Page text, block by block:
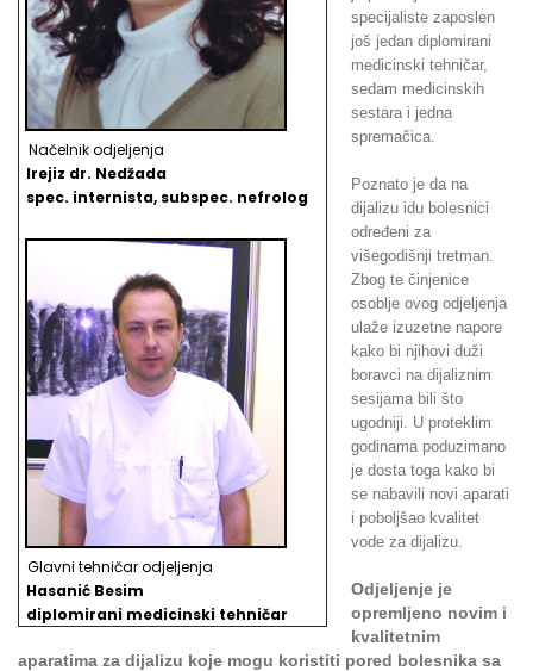
Načelnik odjeljenja
Irejiz dr. Nedžada
spec. internista, subspec. nefrolog
Glavni tehničar odjeljenja
Hasanić Besim
diplomirani medicinski tehničar
specijaliste zaposlen
još jedan diplomirani
medicinski tehničar,
sedam medicinskih
sestara i jedna
spremačica.
Poznato je da na
dijalizu idu bolesnici
određeni za
višegodišnji tretman.
Zbog te činjenice
osoblje ovog odjeljenja
ulaže izuzetne napore
kako bi njihovi duži
boravci na dijaliznim
sesijama bili što
ugodniji. U proteklim
godinama poduzimano
je dosta toga kako bi
se nabavili novi aparati
i poboljšao kvalitet
vode za dijalizu.
Odjeljenje je
opremljeno novim i
kvalitetnim
aparatima za dijalizu koje mogu koristiti pored bolesnika sa